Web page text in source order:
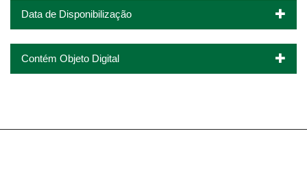
Data de Disponibilização
Contém Objeto Digital